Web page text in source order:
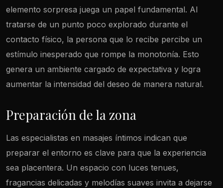
elemento sorpresa juega un papel fundamental. Al
tratarse de un punto poco explorado durante el
contacto físico, la persona que lo recibe percibe un
estímulo inesperado que rompe la monotonía. Esto
genera un ambiente cargado de expectativa y logra
aumentar la intensidad del deseo de manera natural.
Preparación de la zona
Las especialistas en masajes íntimos indican que
preparar el entorno es clave para que la experiencia
sea placentera. Un espacio con luces tenues,
fragancias delicadas y melodías suaves invita a dejarse